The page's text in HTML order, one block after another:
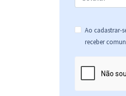
Ao cadastrar-
receber